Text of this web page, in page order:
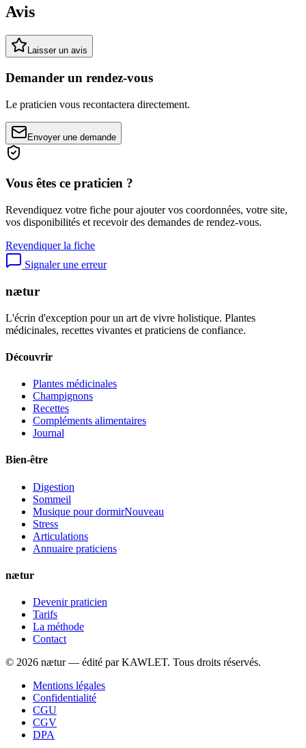
Avis
Laisser un avis
Demander un rendez-vous
Le praticien vous recontactera directement.
Envoyer une demande
Vous êtes ce praticien ?
Revendiquez votre fiche pour ajouter vos coordonnées, votre site,
vos disponibilités et recevoir des demandes de rendez-vous.
Revendiquer la fiche
Signaler une erreur
nætur
L'écrin d'exception pour un art de vivre holistique. Plantes
médicinales, recettes vivantes et praticiens de confiance.
Découvrir
Plantes médicinales
Champignons
Recettes
Compléments alimentaires
Journal
Bien-être
Digestion
Sommeil
Musique pour dormirNouveau
Stress
Articulations
Annuaire praticiens
nætur
Devenir praticien
Tarifs
La méthode
Contact
© 2026 nætur — édité par KAWLET. Tous droits réservés.
Mentions légales
Confidentialité
CGU
CGV
DPA